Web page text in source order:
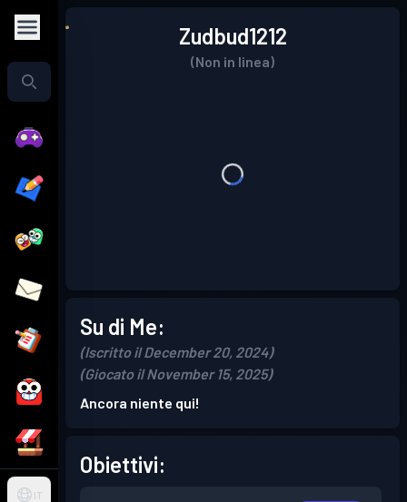
IT
Zudbud1212
(Non in linea)
Su di Me:
(Iscritto il December 20, 2024)
(Giocato il November 15, 2025)
Ancora niente qui!
Obiettivi: